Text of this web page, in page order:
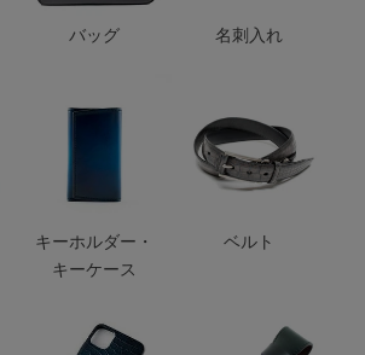
バッグ 名刺入れ
キーホルダー・
キーケース
ベルト